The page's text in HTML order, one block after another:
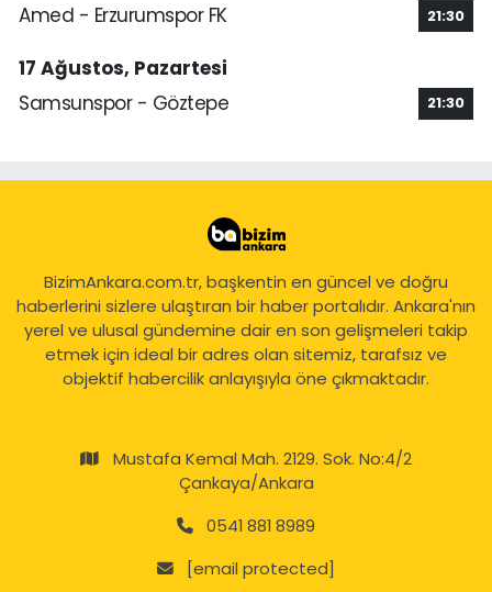
Amed - Erzurumspor FK 21:30
17 Ağustos, Pazartesi
Samsunspor - Göztepe
21:30
BizimAnkara.com.tr, başkentin en güncel ve doğru
haberlerini sizlere ulaştıran bir haber portalıdır. Ankara'nın
yerel ve ulusal gündemine dair en son gelişmeleri takip
etmek için ideal bir adres olan sitemiz, tarafsız ve
objektif habercilik anlayışıyla öne çıkmaktadır.
Mustafa Kemal Mah. 2129. Sok. No:4/2
Çankaya/Ankara
0541 881 8989
[email protected]